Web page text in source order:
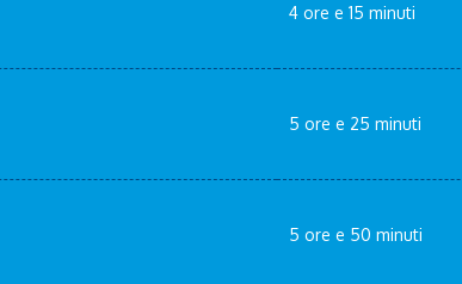
4 ore e 15 minuti
5 ore e 25 minuti
5 ore e 50 minuti